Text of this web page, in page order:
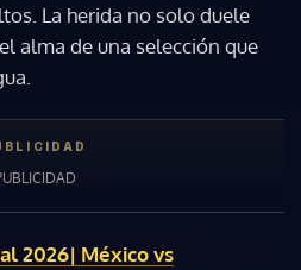
La herida no solo duele
alma de una selección que
2026| México vs